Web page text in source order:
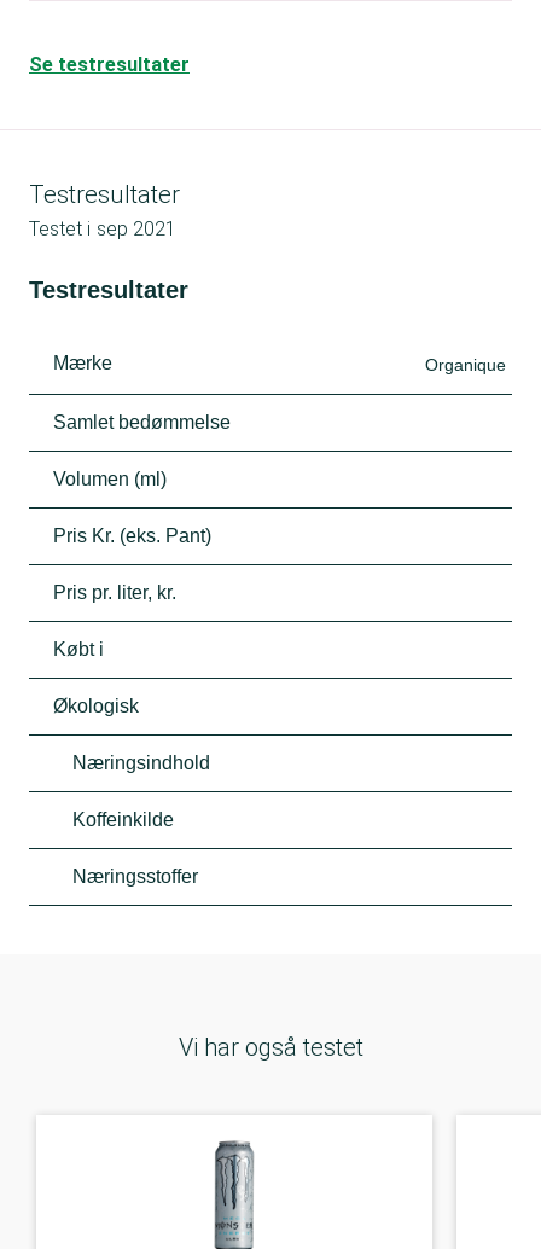
Se testresultater
Testresultater
Testet i sep 2021
Testresultater
Mærke Organique
Samlet bedømmelse
Volumen (ml)
Pris Kr. (eks. Pant)
Pris pr. liter, kr.
Købt i
Økologisk
Næringsindhold
Koffeinkilde
Næringsstoffer
Vi har også testet